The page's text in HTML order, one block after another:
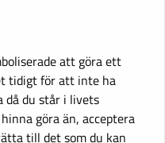
att göra ett
tidigt för att inte ha
då du står i livets
göra än, acceptera
till det som du kan